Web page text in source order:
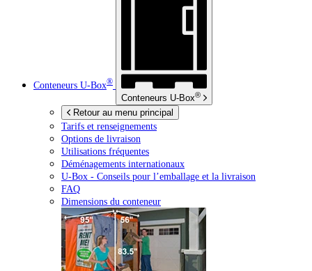
Conteneurs U-Box®
Conteneurs U-Box®
Retour au menu principal
Tarifs et renseignements
Options de livraison
Utilisations fréquentes
Déménagements internationaux
U-Box - Conseils pour l’emballage et la livraison
FAQ
Dimensions du conteneur